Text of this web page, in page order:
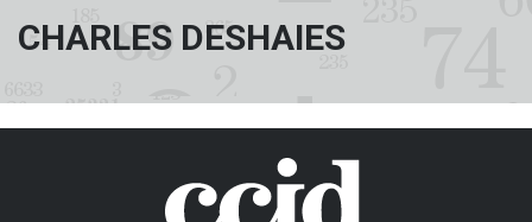
CHARLES DESHAIES